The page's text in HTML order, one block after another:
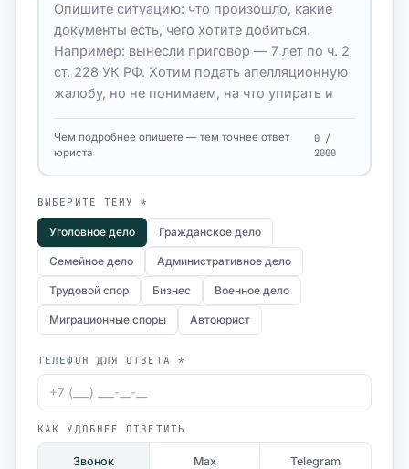
Чем подробнее опишете — тем точнее ответ
юриста
0 /
2000
ВЫБЕРИТЕ ТЕМУ *
Уголовное дело Гражданское дело
Семейное дело Административное дело
Трудовой спор Бизнес Военное дело
Миграционные споры Автоюрист
ТЕЛЕФОН ДЛЯ ОТВЕТА *
КАК УДОБНЕЕ ОТВЕТИТЬ
Звонок Max Telegram